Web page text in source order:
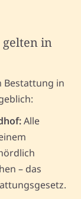
gelten in
Bestattung in
Alle
– das